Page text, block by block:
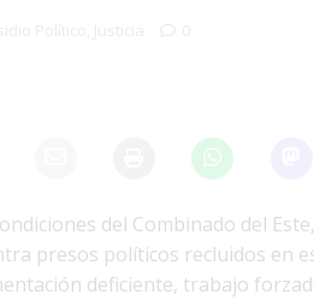
del Combinado del
presos políticos recluidos en
deficiente, trabajo